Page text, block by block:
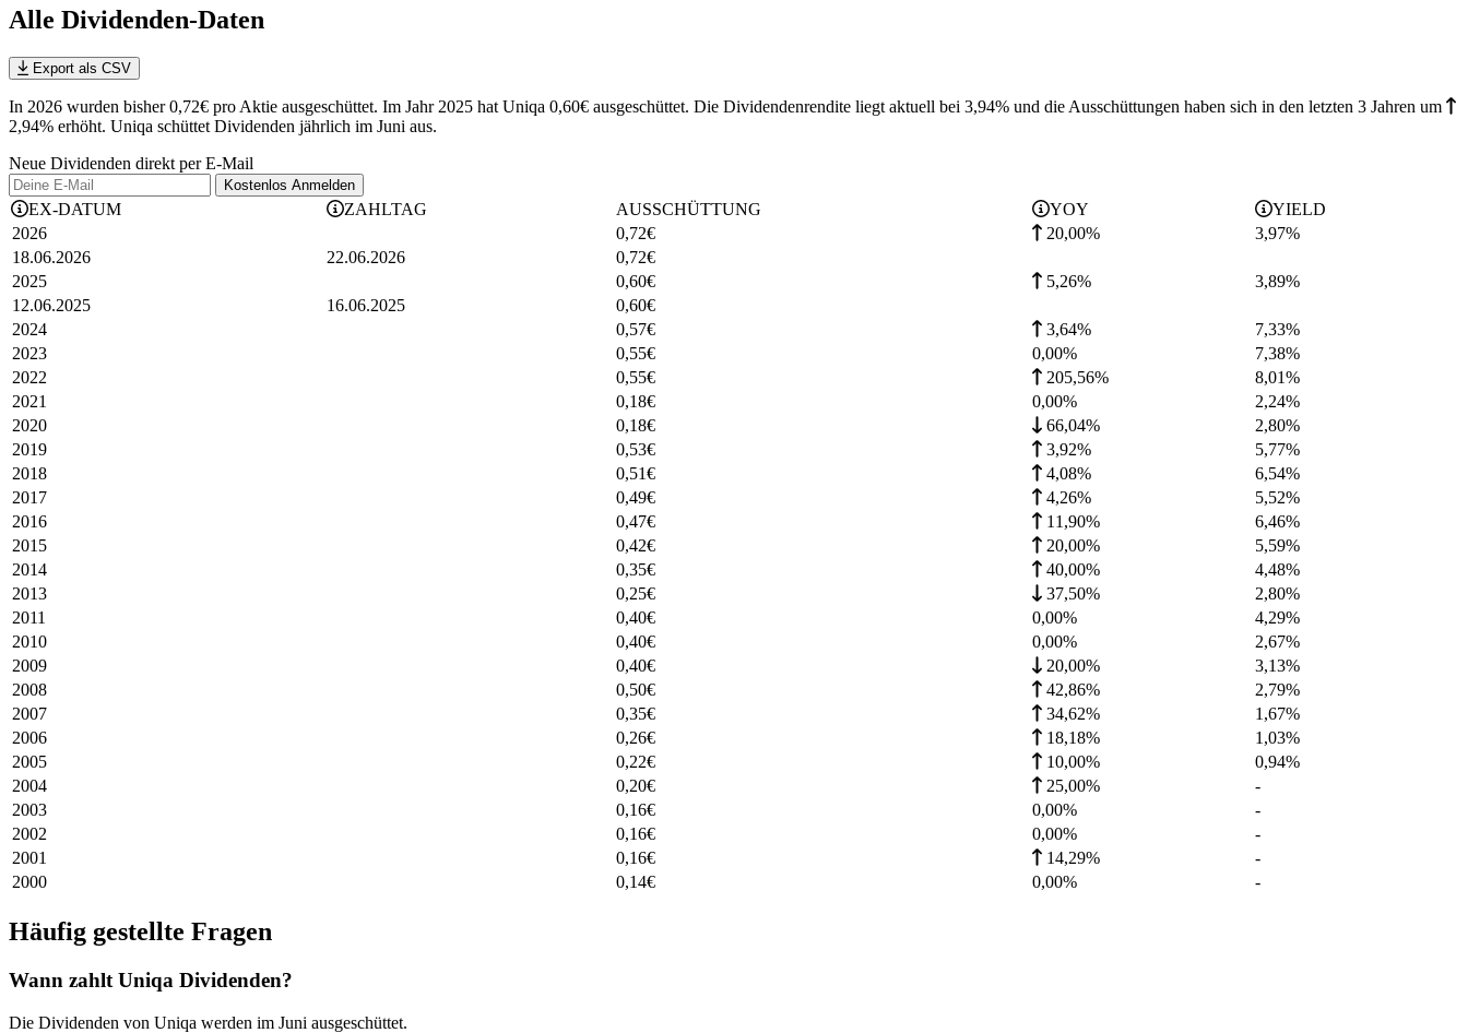
Alle Dividenden-Daten
Export als CSV
In 2026 wurden bisher 0,72€ pro Aktie ausgeschüttet. Im Jahr 2025 hat Uniqa 0,60€ ausgeschüttet. Die Dividendenrendite liegt aktuell bei 3,94% und die Ausschüttungen haben sich in den letzten 3 Jahren um
2,94% erhöht. Uniqa schüttet Dividenden jährlich im Juni aus.
Neue Dividenden direkt per E-Mail
Kostenlos Anmelden
EX-DATUM ZAHLTAG AUSSCHÜTTUNG YOY
YIELD
2026
0,72€ 20,00% 3,97%
18.06.2026
22.06.2026 0,72€
2025
0,60€ 5,26% 3,89%
12.06.2025
16.06.2025 0,60€
2024
0,57€ 3,64% 7,33%
2023
0,55€ 0,00% 7,38%
2022
0,55€ 205,56% 8,01%
2021
0,18€ 0,00% 2,24%
2020
0,18€ 66,04% 2,80%
2019
0,53€ 3,92% 5,77%
2018
0,51€ 4,08% 6,54%
2017
0,49€ 4,26% 5,52%
2016
0,47€ 11,90% 6,46%
2015
0,42€ 20,00% 5,59%
2014
0,35€ 40,00% 4,48%
2013
0,25€ 37,50% 2,80%
2011
0,40€ 0,00% 4,29%
2010
0,40€ 0,00% 2,67%
2009
0,40€ 20,00% 3,13%
2008
0,50€ 42,86% 2,79%
2007
0,35€ 34,62% 1,67%
2006
0,26€ 18,18% 1,03%
2005
0,22€ 10,00% 0,94%
2004
0,20€ 25,00%
-
2003
0,16€ 0,00%
-
2002
0,16€ 0,00%
-
2001
0,16€ 14,29%
-
2000
0,14€ 0,00% -
Häufig gestellte Fragen
Wann zahlt Uniqa Dividenden?
Die Dividenden von Uniqa werden im Juni ausgeschüttet.